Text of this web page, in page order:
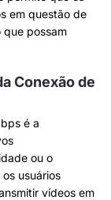
em questão de
que possam
Conexão de
é a
ou o
usuários
vídeos em